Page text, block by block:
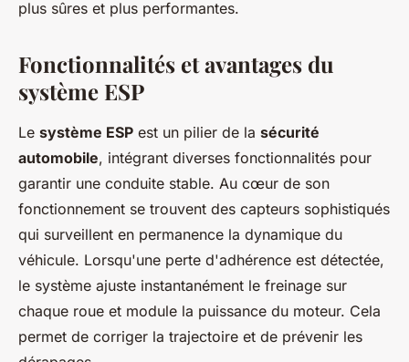
plus sûres et plus performantes.
Fonctionnalités et avantages du
système ESP
Le système ESP est un pilier de la sécurité
automobile, intégrant diverses fonctionnalités pour
garantir une conduite stable. Au cœur de son
fonctionnement se trouvent des capteurs sophistiqués
qui surveillent en permanence la dynamique du
véhicule. Lorsqu'une perte d'adhérence est détectée,
le système ajuste instantanément le freinage sur
chaque roue et module la puissance du moteur. Cela
permet de corriger la trajectoire et de prévenir les